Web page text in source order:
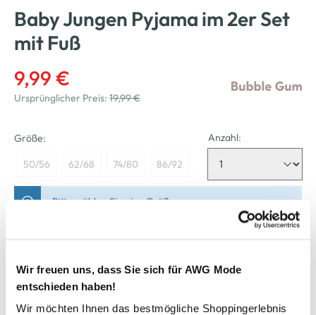
Wir freuen uns, dass Sie sich für AWG Mode
entschieden haben!
Wir möchten Ihnen das bestmögliche Shoppingerlebnis
Baby Jungen Pyjama im 2er Set
mit Fuß
9,99 €
Ursprünglicher Preis: 19,99 €
Größe:
50/56 62/68 74/80 86/92
Anzahl:
Bitte wählen Sie eine Größe aus
In den Warenkorb